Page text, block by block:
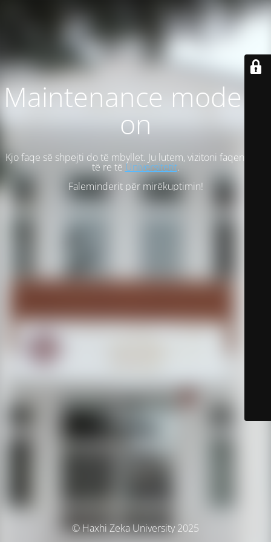
Maintenance mode is
on
Kjo faqe së shpejti do të mbyllet. Ju lutem, vizitoni faqen tonë
të re të Universitetit.
Faleminderit për mirëkuptimin!
© Haxhi Zeka University 2025